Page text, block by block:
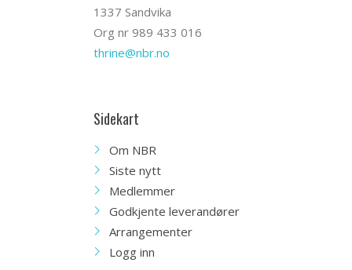
1337 Sandvika
Org nr 989 433 016
thrine@nbr.no
Sidekart
Om NBR
Siste nytt
Medlemmer
Godkjente leverandører
Arrangementer
Logg inn